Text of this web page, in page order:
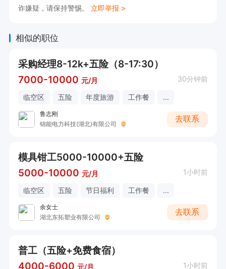
诈嫌疑，请保持警惕。 立即举报 >
相似的职位
采购经理8-12k+五险（8-17:30）
7000-10000 元/月 30分钟前
临空区 五险 年度旅游 工作餐 ...
鲁志刚
锦能电力科技(湖北)有限公司
去联系
模具钳工5000-10000+五险
5000-10000 元/月 1小时前
临空区 五险 节日福利 工作餐 ...
余女士
湖北东拓塑业有限公司
去联系
普工（五险+免费食宿）
4000-6000 元/月 1小时前